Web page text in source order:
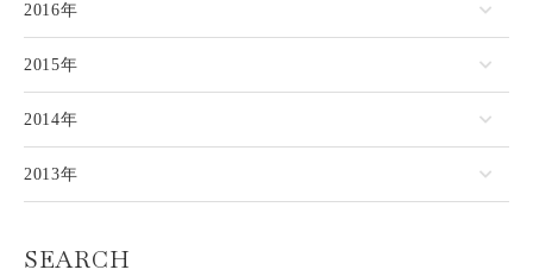
2016年
2015年
2014年
2013年
SEARCH